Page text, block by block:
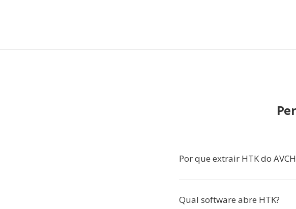
Por que extrair HTK do
Qual software abre HTK?